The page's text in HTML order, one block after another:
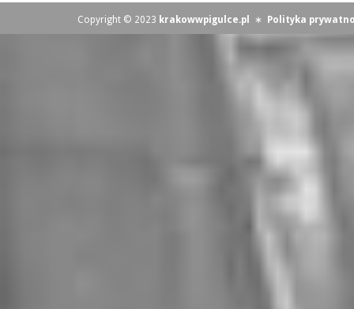
Copyright © 2023 krakowwpigulce.pl ∗ Polityka